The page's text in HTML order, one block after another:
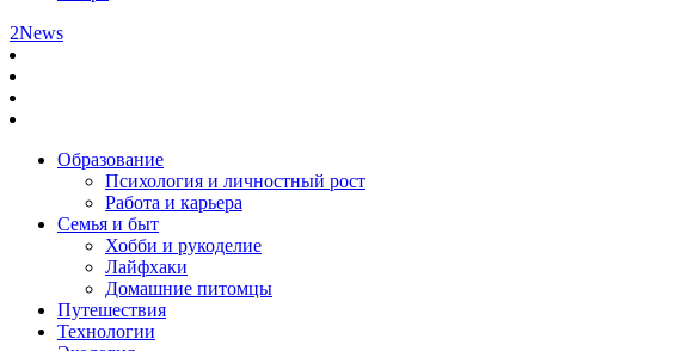
2News
Образование
Психология и личностный рост
Работа и карьера
Семья и быт
Хобби и рукоделие
Лайфхаки
Домашние питомцы
Путешествия
Технологии